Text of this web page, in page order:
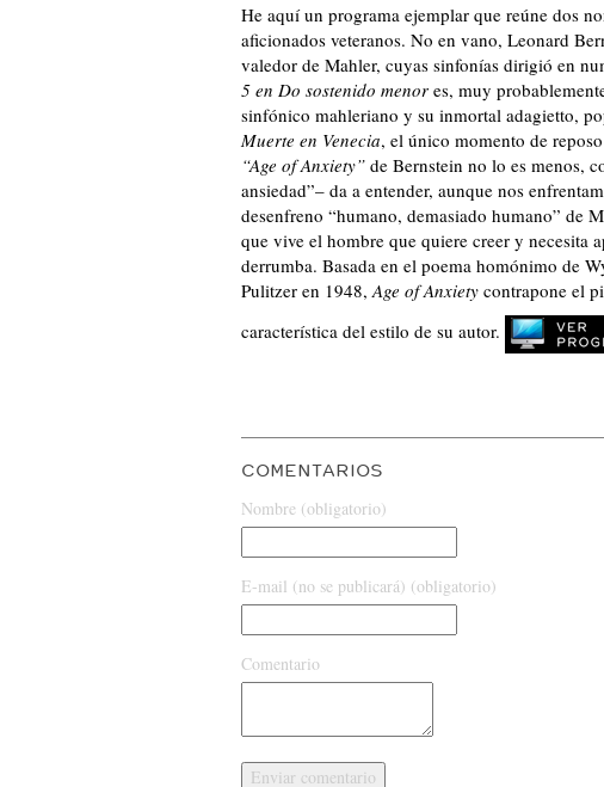
He aquí un programa ejemplar que reúne dos
aficionados veteranos. No en vano, Leonard
valedor de Mahler, cuyas sinfonías dirigió en
5 en Do sostenido menor es, muy
sinfónico mahleriano y su inmortal adagietto,
Muerte en Venecia, el único momento de
“Age of Anxiety” de Bernstein no lo es menos,
ansiedad”– da a entender, aunque nos
desenfreno “humano, demasiado humano” de
que vive el hombre que quiere creer y necesita
derrumba. Basada en el poema homónimo de
Pulitzer en 1948, Age of Anxiety contrapone el
característica del estilo de su autor.
COMENTARIOS
Nombre (obligatorio)
E-mail (no se publicará) (obligatorio)
Comentario